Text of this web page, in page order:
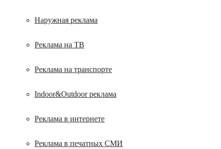
Наружная реклама
Реклама на ТВ
Реклама на транспорте
Indoor&Outdoor реклама
Реклама в интернете
Реклама в печатных СМИ